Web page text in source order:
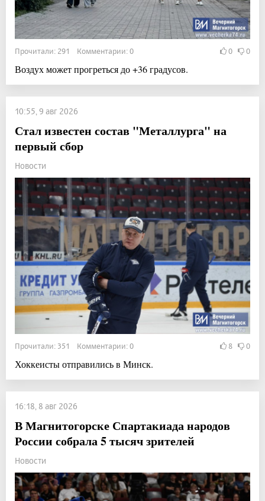
Прочитали: 291 Комментарии: 0 0 0
Воздух может прогреться до +36 градусов.
10:55, 9 авг 2026
Стал известен состав "Металлурга" на
первый сбор
Новости
Прочитали: 351 Комментарии: 0 8 0
Хоккеисты отправились в Минск.
16:18, 8 авг 2026
В Магнитогорске Спартакиада народов
России собрала 5 тысяч зрителей
Новости